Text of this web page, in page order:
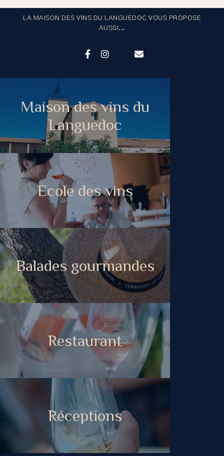
LA MAISON DES VINS DU LANGUEDOC VOUS PROPOSE
AUSSI...
Maison des vins du
Languedoc
Ecole des vins
Balades gourmandes
Restaurant
Réceptions